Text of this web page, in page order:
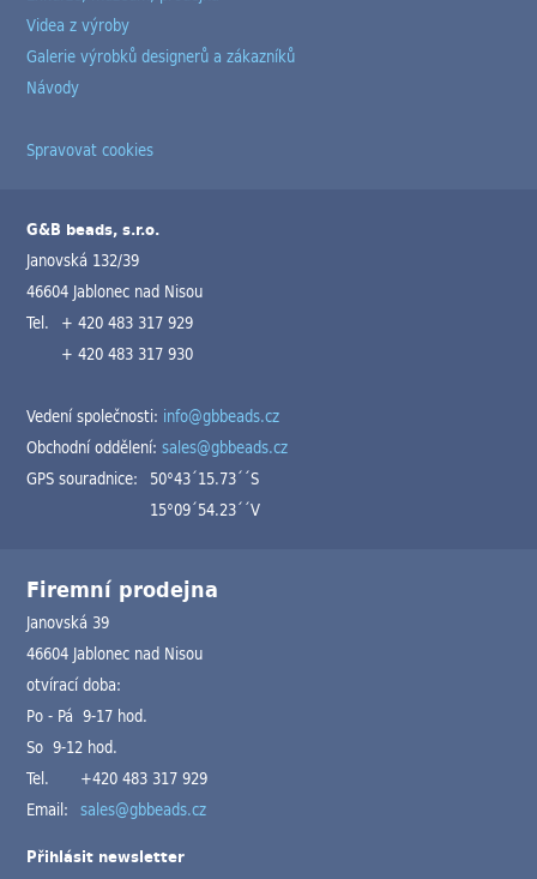
Videa z výroby
Galerie výrobků designerů a zákazníků
Návody
Spravovat cookies
G&B beads, s.r.o.
Janovská 132/39
46604 Jablonec nad Nisou
Tel. + 420 483 317 929
+ 420 483 317 930
Vedení společnosti: info@gbbeads.cz
Obchodní oddělení:sales@gbbeads.cz
GPS souradnice: 50°43´15.73´´S
15°09´54.23´´V
Firemní prodejna
Janovská 39
46604 Jablonec nad Nisou
otvírací doba:
Po - Pá 9-17 hod.
So 9-12 hod.
Tel.
+420 483 317 929
Email: sales@gbbeads.cz
Přihlásit newsletter